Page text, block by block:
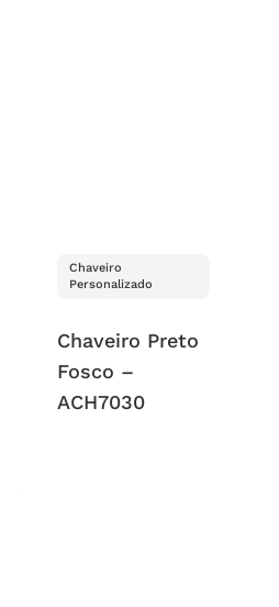
Chaveiro
Personalizado
Chaveiro Preto
Fosco –
ACH7030